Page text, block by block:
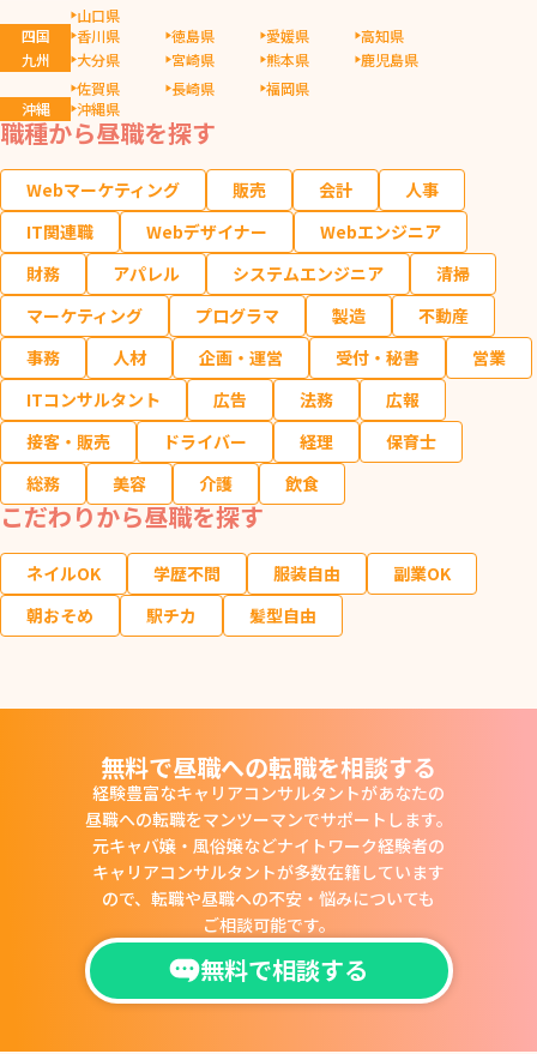
山口県
四国
香川県 徳島県 愛媛県
高知県
九州
大分県 宮崎県 熊本県
鹿児島県
佐賀県
長崎県
福岡県
沖縄
沖縄県
職種から昼職を探す
Webマーケティング 販売 会計
人事
IT関連職
Webデザイナー
Webエンジニア
財務
アパレル システムエンジニア
清掃
マーケティング
プログラマ 製造
不動産
事務
人材 企画・運営 受付・秘書
営業
ITコンサルタント
広告 法務
広報
接客・販売
ドライバー 経理
保育士
総務
美容 介護 飲食
こだわりから昼職を探す
ネイルOK 学歴不問 服装自由
副業OK
朝おそめ
駅チカ 髪型自由
無料で昼職への転職を相談する
経験豊富なキャリアコンサルタントがあなたの
昼職への転職をマンツーマンでサポートします。
元キャバ嬢・風俗嬢などナイトワーク経験者の
キャリアコンサルタントが多数在籍しています
ので、 転職や昼職への不安・悩みについても
ご相談可能です。
無料で相談する